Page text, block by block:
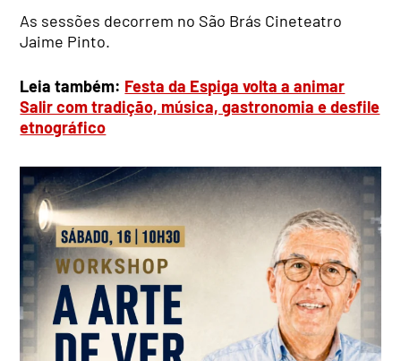
As sessões decorrem no São Brás Cineteatro
Jaime Pinto.
Leia também: Festa da Espiga volta a animar
Salir com tradição, música, gastronomia e desfile
etnográfico